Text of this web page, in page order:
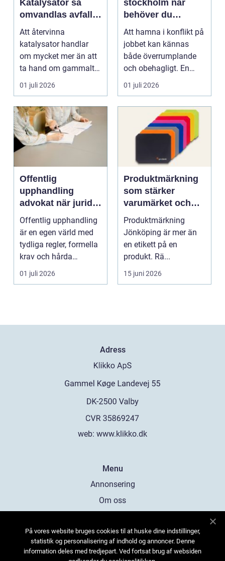
Katalysator så
omvandlas avfall
till värdefulla
resurser
Att återvinna
katalysator handlar
om mycket mer än att
ta hand om gammalt
skrot. I varje
katalysator...
01 juli 2026
stockholm när
behöver du
professionell hjälp
i arbetslivet?
Att hamna i konflikt på
jobbet kan kännas
både överrumplande
och obehagligt. En
anställning påverkar...
01 juli 2026
Offentlig
upphandling
advokat när juridik
möter affär
Offentlig upphandling
är en egen värld med
tydliga regler, formella
krav och hårda
tidsfrister. För ...
01 juli 2026
Produktmärkning
som stärker
varumärket och
underlättar
vardagen
Produktmärkning
Jönköping är mer än
en etikett på en
produkt. Rä...
15 juni 2026
Adress
web: www.klikko.dk
Menu
Annonsering
Om oss
Kontakta oss
Sitemap
På vores website bruges cookies til at huske dine indstillinger,
statistik og personalisering af indhold og annoncer. Denne
information deles med tredjepart. Ved fortsat brug af websiden